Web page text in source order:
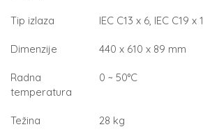
Tip izlaza IEC C13 x 6, IEC C19 x 1
Dimenzije 440 x 610 x 89 mm
Radna
temperatura
0 ~ 50°C
Težina 28 kg